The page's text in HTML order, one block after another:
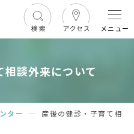
メニュー
談外来について
ター ー
産後の健診・子育て相